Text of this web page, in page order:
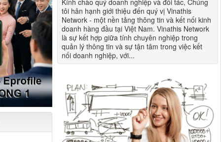
Kính chào quý doanh nghiệp và đối tác, Chúng
tôi hân hạnh giới thiệu đến quý vị Vinathis
Network - một nền tảng thông tin và kết nối kinh
doanh hàng đầu tại Việt Nam. Vinathis Network
là sự kết hợp giữa tính chuyên nghiệp trong
quản lý thông tin và sự tận tâm trong việc kết
nối doanh nghiệp, với...